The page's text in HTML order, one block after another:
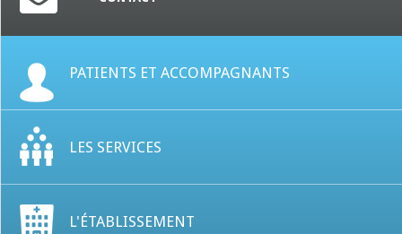
PATIENTS ET ACCOMPAGNANTS
LES SERVICES
L'ÉTABLISSEMENT